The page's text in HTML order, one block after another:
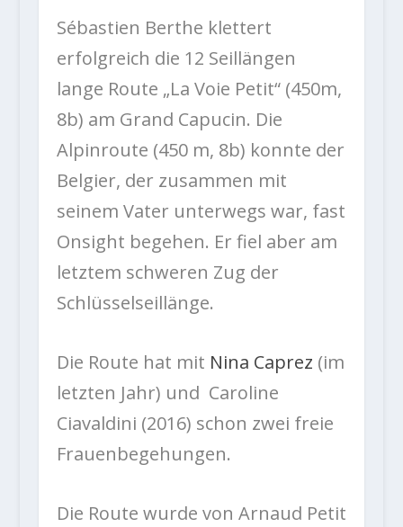
Sébastien Berthe klettert
erfolgreich die 12 Seillängen
lange Route „La Voie Petit“ (450m,
8b) am Grand Capucin. Die
Alpinroute (450 m, 8b) konnte der
Belgier, der zusammen mit
seinem Vater unterwegs war, fast
Onsight begehen. Er fiel aber am
letztem schweren Zug der
Schlüsselseillänge.
Die Route hat mit Nina Caprez (im
letzten Jahr) und Caroline
Ciavaldini (2016) schon zwei freie
Frauenbegehungen.
Die Route wurde von Arnaud Petit